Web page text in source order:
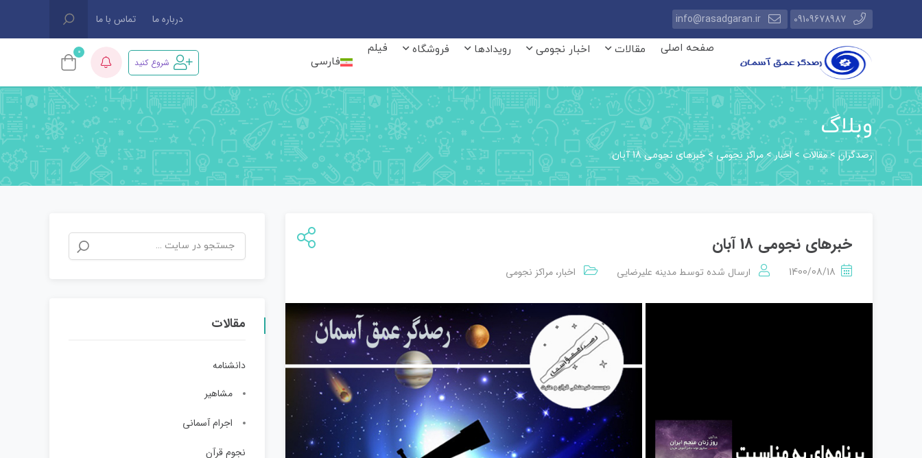
09109678987
info@rasadgaran.ir درباره ما تماس با ما
صفحه اصلی مقالات اخبار نجومی رویدادها فروشگاه
فیلم
فارسی
شروع کنید
0
وبلاگ
رصدگران >مقالات >اخبار>مراکز نجومی >خبرهای نجومی 18 آبان
خبرهای نجومی 18 آبان
1400/08/18 ارسال شده توسط مدینه علیرضایی اخبار، مراکز نجومی
مقالات
دانشنامه
مشاهیر
اجرام آسمانی
نجوم قرآن